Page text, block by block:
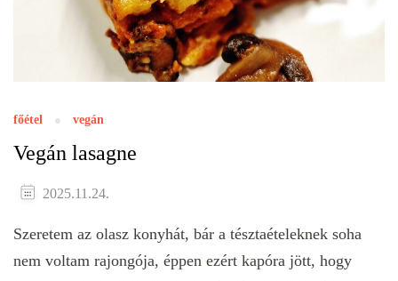
főétel vegán
Vegán lasagne
2025.11.24.
Szeretem az olasz konyhát, bár a tésztaételeknek soha
nem voltam rajongója, éppen ezért kapóra jött, hogy